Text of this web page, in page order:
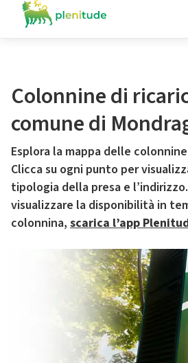
Colonnine di
comune di
Esplora la mappa delle
Clicca su ogni punto per
tipologia della presa e
visualizzare la disponibilità in
colonnina, scarica l’app